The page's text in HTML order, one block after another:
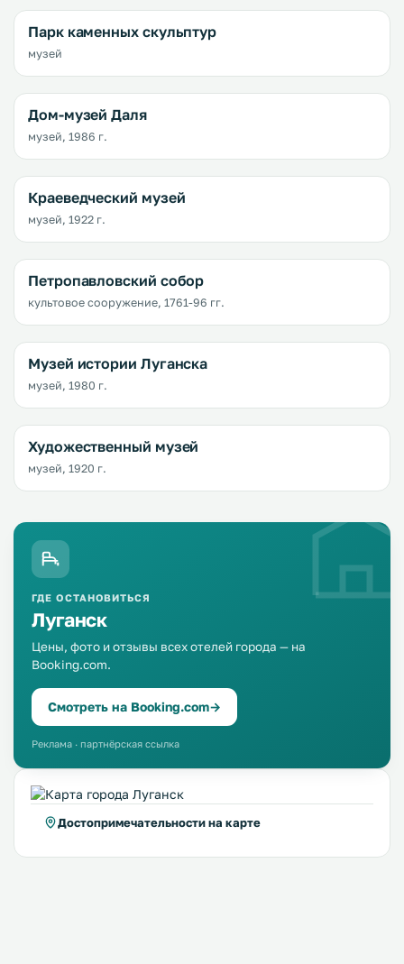
Парк каменных скульптур
музей
Дом-музей Даля
музей, 1986 г.
Краеведческий музей
музей, 1922 г.
Петропавловский собор
культовое сооружение, 1761-96 гг.
Музей истории Луганска
музей, 1980 г.
Художественный музей
музей, 1920 г.
ГДЕ ОСТАНОВИТЬСЯ
Луганск
Цены, фото и отзывы всех отелей города — на
Booking.com.
Смотреть на Booking.com→
Реклама · партнёрская ссылка
Достопримечательности на карте